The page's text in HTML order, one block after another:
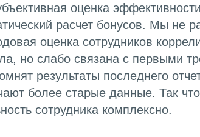
оценка эффективности
расчет бонусов. Мы не
оценка сотрудников
но слабо связана с первыми
результаты последнего
более старые данные. Так что
сотрудника комплексно.